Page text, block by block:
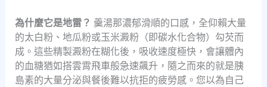
為什麼它是地雷？ 羹湯那濃郁滑順的口感，全仰賴大量
的太白粉、地瓜粉或玉米澱粉（即碳水化合物）勾芡而
成。這些精製澱粉在糊化後，吸收速度極快，會讓體內
的血糖猶如搭雲霄飛車般急速飆升，隨之而來的就是胰
島素的大量分泌與餐後難以抗拒的疲勞感。您以為自己